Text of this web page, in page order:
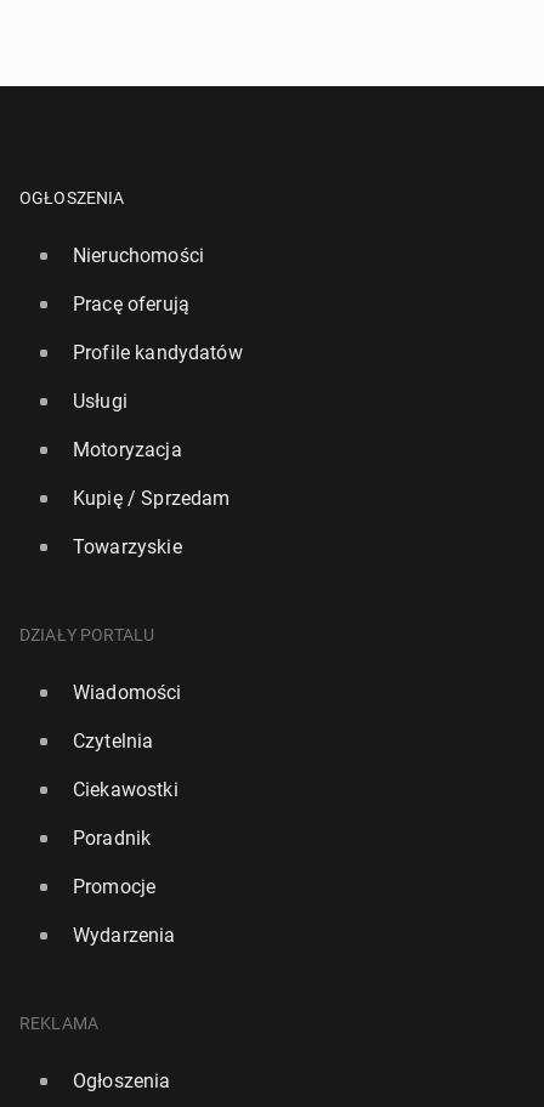
OGŁOSZENIA
Nieruchomości
Pracę oferują
Profile kandydatów
Usługi
Motoryzacja
Kupię / Sprzedam
Towarzyskie
DZIAŁY PORTALU
Wiadomości
Czytelnia
Ciekawostki
Poradnik
Promocje
Wydarzenia
REKLAMA
Ogłoszenia